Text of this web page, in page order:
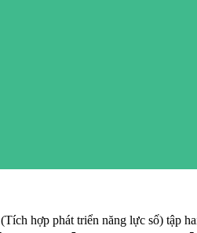
hợp phát triển năng lực số) tập